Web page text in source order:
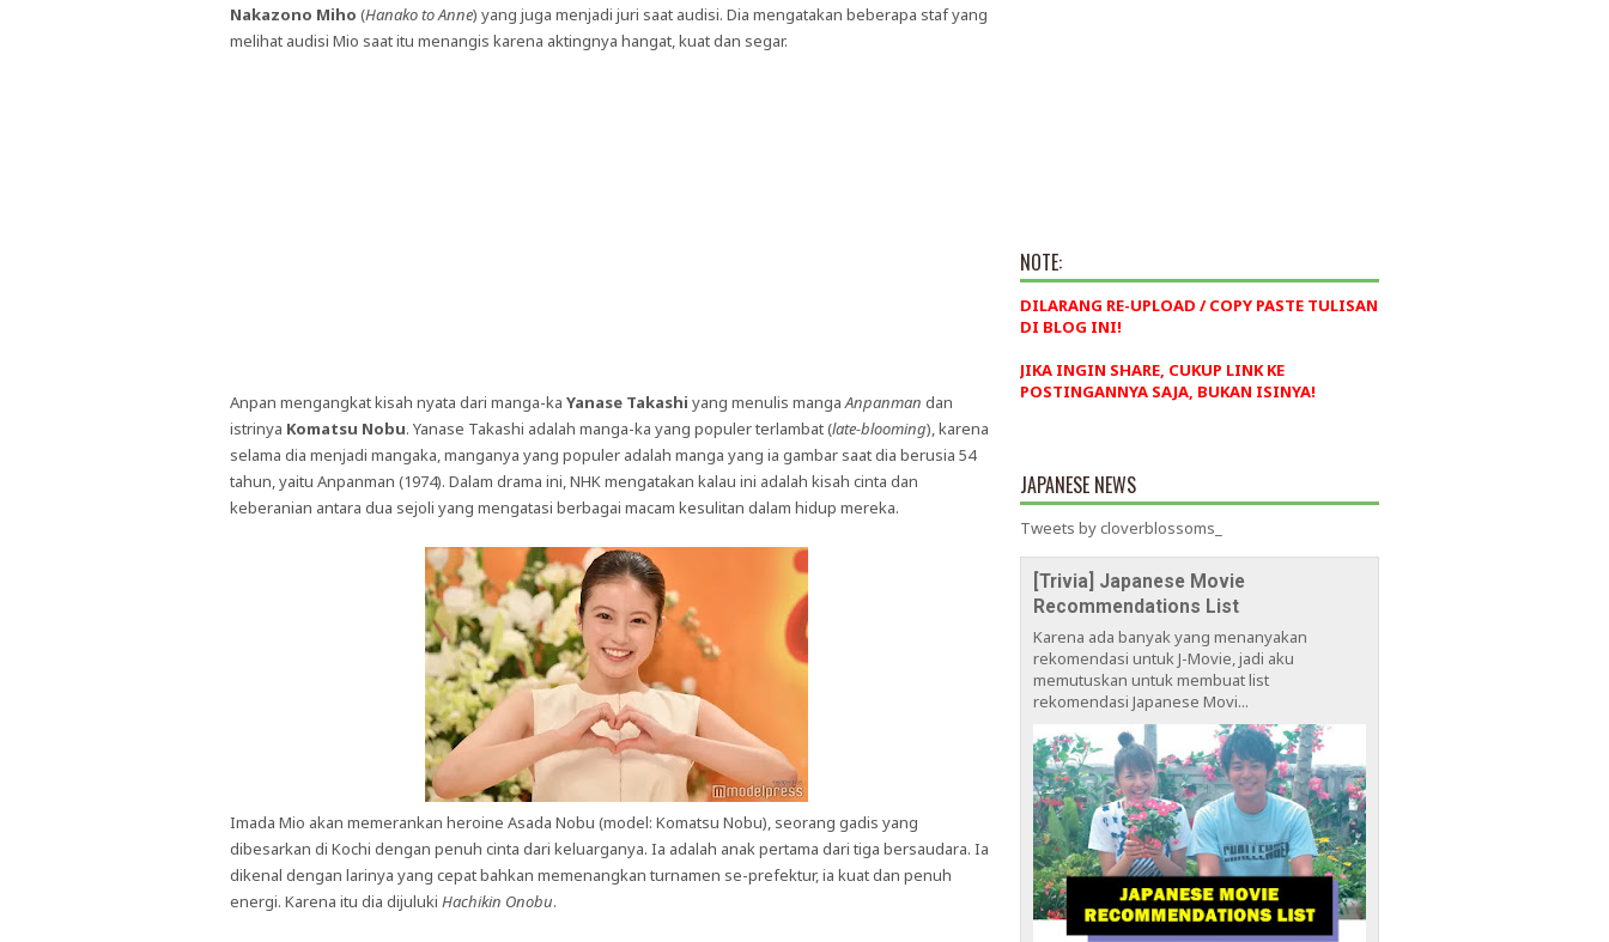
Nakazono Miho (Hanako to Anne) yang juga menjadi juri saat audisi. Dia mengatakan beberapa staf yang
melihat audisi Mio saat itu menangis karena aktingnya hangat, kuat dan segar.
Anpan mengangkat kisah nyata dari manga-ka Yanase Takashi yang menulis mangaAnpanman dan
istrinya Komatsu Nobu. Yanase Takashi adalah manga-ka yang populer terlambat (late-blooming), karena
selama dia menjadi mangaka, manganya yang populer adalah manga yang ia gambar saat dia berusia 54
tahun, yaitu Anpanman (1974). Dalam drama ini, NHK mengatakan kalau ini adalah kisah cinta dan
keberanian antara dua sejoli yang mengatasi berbagai macam kesulitan dalam hidup mereka.
Imada Mio akan memerankan heroine Asada Nobu (model: Komatsu Nobu), seorang gadis yang
dibesarkan di Kochi dengan penuh cinta dari keluarganya. Ia adalah anak pertama dari tiga bersaudara. Ia
dikenal dengan larinya yang cepat bahkan memenangkan turnamen se-prefektur, ia kuat dan penuh
energi. Karena itu dia dijuluki Hachikin Onobu.
NOTE:
DILARANG RE-UPLOAD / COPY PASTE TULISAN
DI BLOG INI!
JIKA INGIN SHARE, CUKUP LINK KE
POSTINGANNYA SAJA, BUKAN ISINYA!
JAPANESE NEWS
Tweets by cloverblossoms_
[Trivia] Japanese Movie
Recommendations List
Karena ada banyak yang menanyakan
rekomendasi untuk J-Movie, jadi aku
memutuskan untuk membuat list
rekomendasi Japanese Movi...